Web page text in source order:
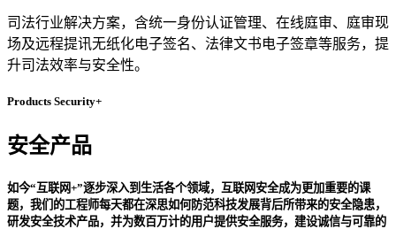
司法行业解决方案，含统一身份认证管理、在线庭审、庭审现
场及远程提讯无纸化电子签名、法律文书电子签章等服务，提
升司法效率与安全性。
Products Security+
安全产品
如今“互联网+”逐步深入到生活各个领域，互联网安全成为更加重要的课
题，我们的工程师每天都在深思如何防范科技发展背后所带来的安全隐患，
研发安全技术产品，并为数百万计的用户提供安全服务，建设诚信与可靠的